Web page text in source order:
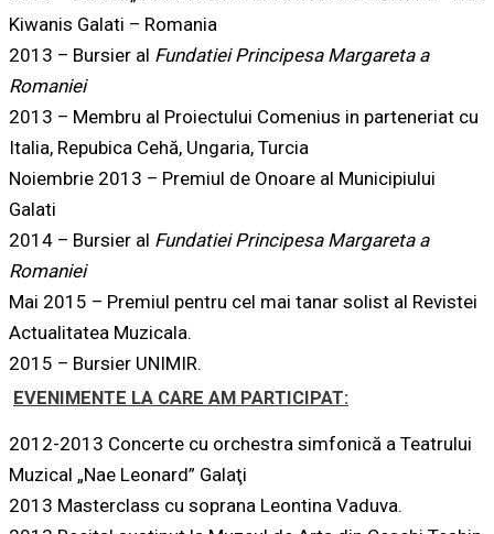
Kiwanis Galati – Romania
2013 – Bursier al Fundatiei Principesa Margareta a
Romaniei
2013 – Membru al Proiectului Comenius in parteneriat cu
Italia, Repubica Cehă, Ungaria, Turcia
Noiembrie 2013 – Premiul de Onoare al Municipiului
Galati
2014 – Bursier al Fundatiei Principesa Margareta a
Romaniei
Mai 2015 – Premiul pentru cel mai tanar solist al Revistei
Actualitatea Muzicala.
2015 – Bursier UNIMIR.
EVENIMENTE LA CARE AM PARTICIPAT:
2012-2013 Concerte cu orchestra simfonică a Teatrului
Muzical „Nae Leonard” Galaţi
2013 Masterclass cu soprana Leontina Vaduva.